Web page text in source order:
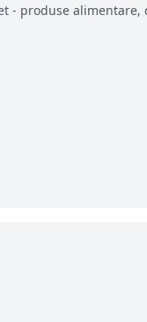
- produse